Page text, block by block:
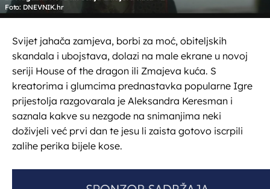
Foto: DNEVNIK.hr
Svijet jahača zamjeva, borbi za moć, obiteljskih
skandala i ubojstava, dolazi na male ekrane u novoj
seriji House of the dragon ili Zmajeva kuća. S
kreatorima i glumcima prednastavka popularne Igre
prijestolja razgovarala je Aleksandra Keresman i
saznala kakve su nezgode na snimanjima neki
doživjeli već prvi dan te jesu li zaista gotovo iscrpili
zalihe perika bijele kose.